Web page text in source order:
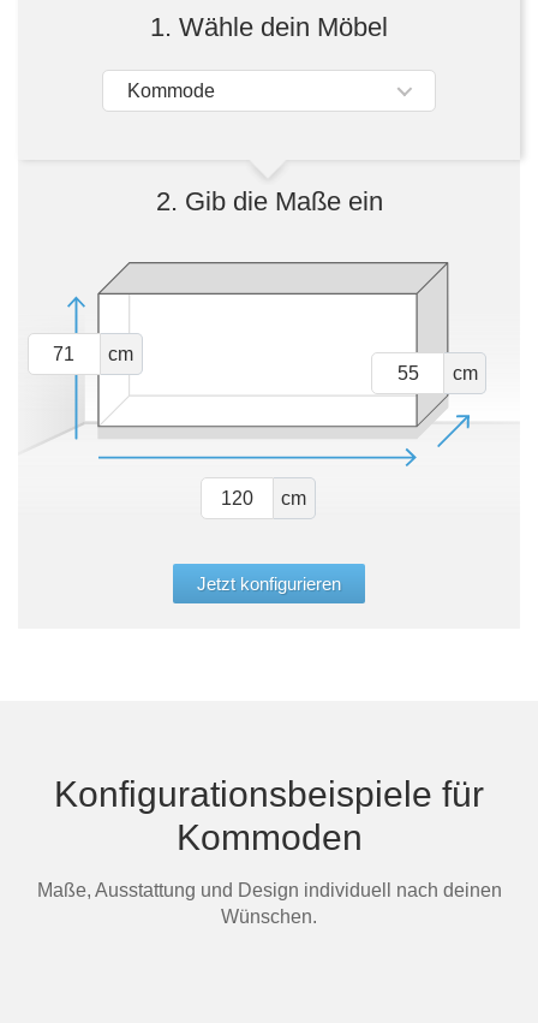
1. Wähle dein Möbel
Kommode
2. Gib die Maße ein
cm
cm
cm
Jetzt konfigurieren
Konfigurationsbeispiele für
Kommoden
Maße, Ausstattung und Design individuell nach deinen
Wünschen.
Wandboards